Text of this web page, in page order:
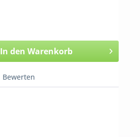
In den Warenkorb
Bewerten